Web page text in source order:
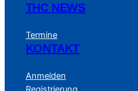
THC NEWS
Termine
KONTAKT
Anmelden